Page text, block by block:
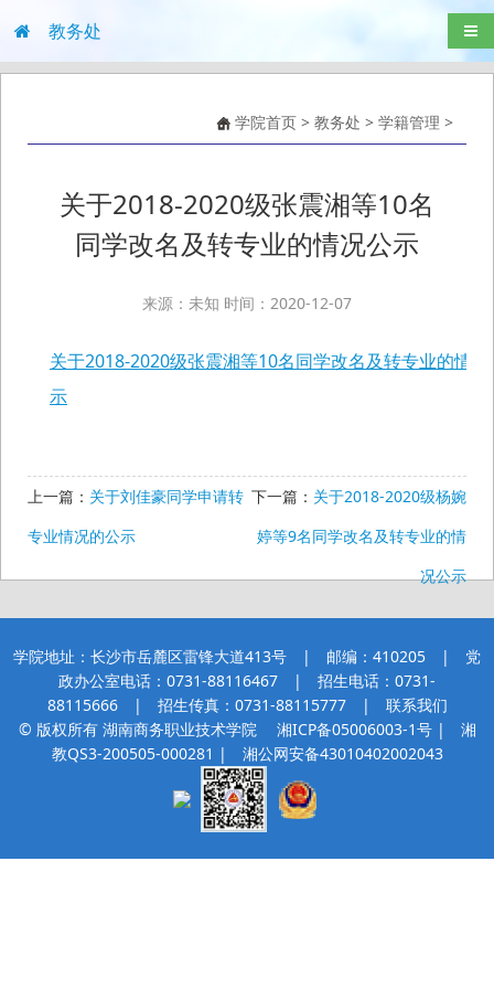
教务处 导
学院首页 > 教务处 > 学籍管理 >
关于2018-2020级张震湘等10名
同学改名及转专业的情况公示
来源：未知 时间：2020-12-07
关于2018-2020级张震湘等10名同学改名及转专业的情况
示
上一篇： 关于刘佳豪同学申请转
专业情况的公示
下一篇： 关于2018-2020级杨婉
婷等9名同学改名及转专业的情
况公示
学院地址：长沙市岳麓区雷锋大道413号 | 邮编：410205 | 党
政办公室电话：0731-88116467 | 招生电话：0731-
88115666 | 招生传真：0731-88115777 | 联系我们
© 版权所有 湖南商务职业技术学院
湘ICP备05006003-1号 | 湘
教QS3-200505-000281 | 湘公网安备43010402002043